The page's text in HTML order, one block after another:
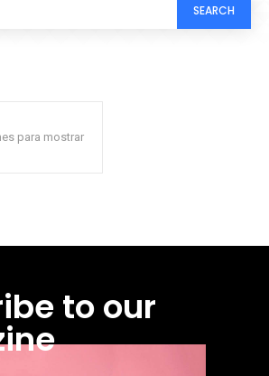
SEARCH
para mostrar
to our